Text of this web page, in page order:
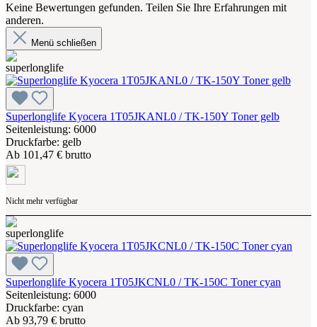
Keine Bewertungen gefunden. Teilen Sie Ihre Erfahrungen mit
anderen.
Menü schließen
Superlonglife Kyocera 1T05JKANL0 / TK-150Y Toner gelb
Seitenleistung: 6000
Druckfarbe: gelb
Ab 101,47 € brutto
Nicht mehr verfügbar
Superlonglife Kyocera 1T05JKCNL0 / TK-150C Toner cyan
Seitenleistung: 6000
Druckfarbe: cyan
Ab 93,79 € brutto